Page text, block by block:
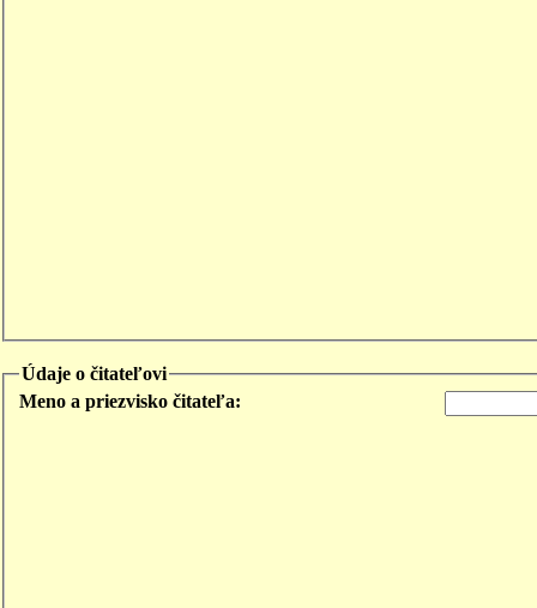
Údaje o čitateľovi
Meno a priezvisko čitateľa: